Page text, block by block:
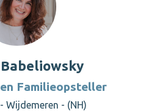
Familieopsteller
Wijdemeren - (NH)